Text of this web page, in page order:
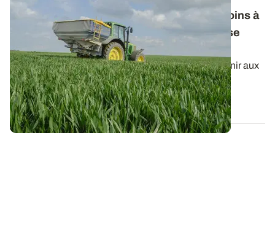
Fertilisation azotée des céréales : les besoins à
prendre en compte pour le calcul de la dose
totale
Le raisonnement du calcul de la dose d’azote à fournir aux
céréales à paille peut dépendre...
22 JANV. 2026